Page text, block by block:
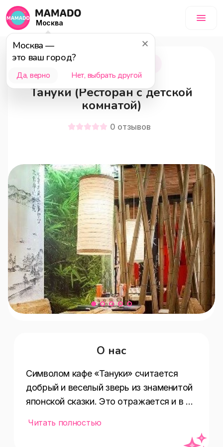
Москва
Москва —
это ваш город?
Да, верно Нет, выбрать другой
Москва
Тануки (Ресторан с детской
комнатой)
0 отзывов
О нас
Символом кафе «Тануки» считается
добрый и веселый зверь из знаменитой
японской сказки. Это отражается и в
Читать полностью